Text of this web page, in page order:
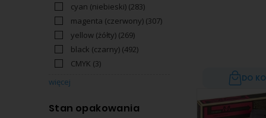
cyan (niebieski) (283)
magenta (czerwony) (307)
yellow (żółty) (269)
black (czarny) (492)
CMYK (3)
więcej
Stan opakowania
DO